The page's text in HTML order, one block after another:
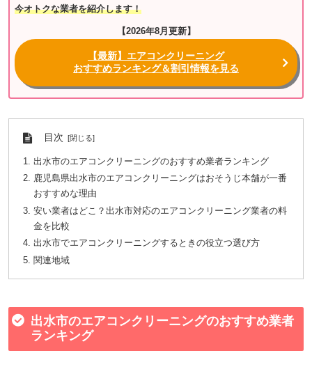
今オトクな業者を紹介します！
【2026年8月更新】
【最新】エアコンクリーニング
おすすめランキング＆割引情報を見る
目次
出水市のエアコンクリーニングのおすすめ業者ランキング
鹿児島県出水市のエアコンクリーニングはおそうじ本舗が一番
おすすめな理由
安い業者はどこ？出水市対応のエアコンクリーニング業者の料
金を比較
出水市でエアコンクリーニングするときの役立つ選び方
関連地域
出水市のエアコンクリーニングのおすすめ業者
ランキング